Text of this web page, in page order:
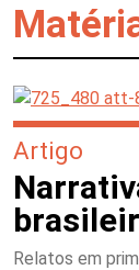
Artigo
Relatos em